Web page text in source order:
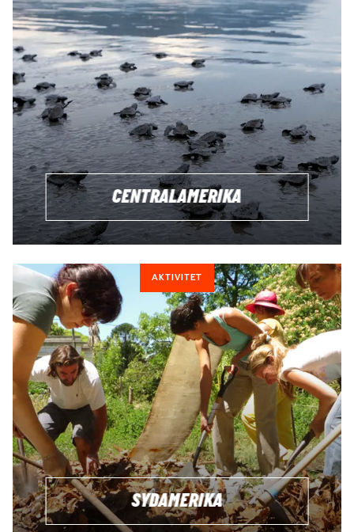
berättar gärna om våra egna erfarenheter från tiden som
volontär utomlands!
VILL DU TA REDA PÅ MER?
Om du är nyfiken på volontärarbete utomlands och vilka
projekt vi jobbar med kan du dels scrolla ner en bit för att
själv kika på olika alternativ. Men du får också jättegärna
mejla oss och berätta lite om vad du tänker dig så kan vi
komma med förslag på volontärprojekt vi tror skulle passa
dig. Du har såklart massor av frågor som vi börjar med att
reda ut innan vi eventuellt går vidare med att boka en plats
och flyg åt dig.
Att snacka med oss kostar inget och du behöver inte
bestämma dig direkt. Hör av dig så bollar vi alternativ!
JAG VILL VETA MER
CENTRALAMERIKA
AKTIVITET
SYDAMERIKA